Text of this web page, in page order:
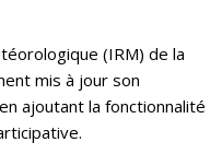
(IRM) de la
mis à jour son
ajoutant la fonctionnalité